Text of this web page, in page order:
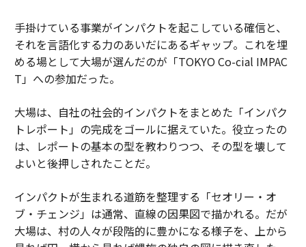
手掛けている事業がインパクトを起こしている確信と、
それを言語化する力のあいだにあるギャップ。これを埋
める場として大場が選んだのが「TOKYO Co-cial IMPAC
T」への参加だった。
大場は、自社の社会的インパクトをまとめた「インパク
トレポート」の完成をゴールに据えていた。役立ったの
は、レポートの基本の型を教わりつつ、その型を壊して
よいと後押しされたことだ。
インパクトが生まれる道筋を整理する「セオリー・オ
ブ・チェンジ」は通常、直線の因果図で描かれる。だが
大場は、村の人々が段階的に豊かになる様子を、上から